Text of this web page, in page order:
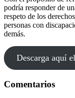
podría responder de
respeto de los
personas con
demás.
Descarga aquí
Comentarios